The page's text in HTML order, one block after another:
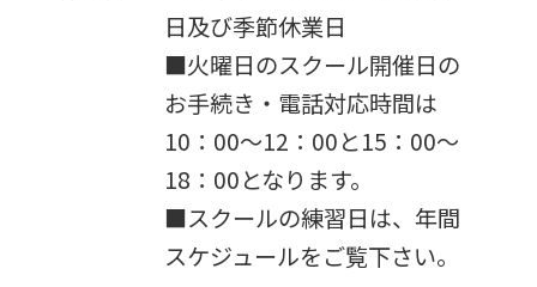
日及び季節休業日
■火曜日のスクール開催日の
お手続き・電話対応時間は
10：00～12：00と15：00～
18：00となります。
■スクールの練習日は、年間
スケジュールをご覧下さい。